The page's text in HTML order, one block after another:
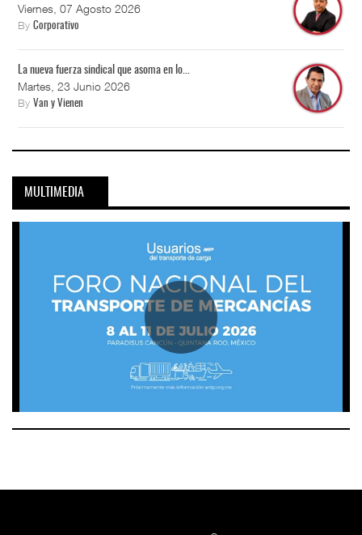
Viernes, 07 Agosto 2026
By Corporativo
La nueva fuerza sindical que asoma en lo...
Martes, 23 Junio 2026
By Van y Vienen
MULTIMEDIA